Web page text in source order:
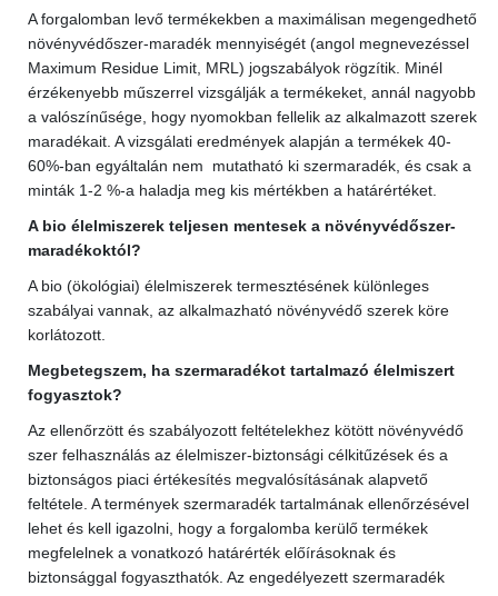
A forgalomban levő termékekben a maximálisan megengedhető
növényvédőszer-maradék mennyiségét (angol megnevezéssel
Maximum Residue Limit, MRL) jogszabályok rögzítik. Minél
érzékenyebb műszerrel vizsgálják a termékeket, annál nagyobb
a valószínűsége, hogy nyomokban fellelik az alkalmazott szerek
maradékait. A vizsgálati eredmények alapján a termékek 40-
60%-ban egyáltalán nem mutatható ki szermaradék, és csak a
minták 1-2 %-a haladja meg kis mértékben a határértéket.
A bio élelmiszerek teljesen mentesek a növényvédőszer-
maradékoktól?
A bio (ökológiai) élelmiszerek termesztésének különleges
szabályai vannak, az alkalmazható növényvédő szerek köre
korlátozott.
Megbetegszem, ha szermaradékot tartalmazó élelmiszert
fogyasztok?
Az ellenőrzött és szabályozott feltételekhez kötött növényvédő
szer felhasználás az élelmiszer-biztonsági célkitűzések és a
biztonságos piaci értékesítés megvalósításának alapvető
feltétele. A termények szermaradék tartalmának ellenőrzésével
lehet és kell igazolni, hogy a forgalomba kerülő termékek
megfelelnek a vonatkozó határérték előírásoknak és
biztonsággal fogyaszthatók. Az engedélyezett szermaradék